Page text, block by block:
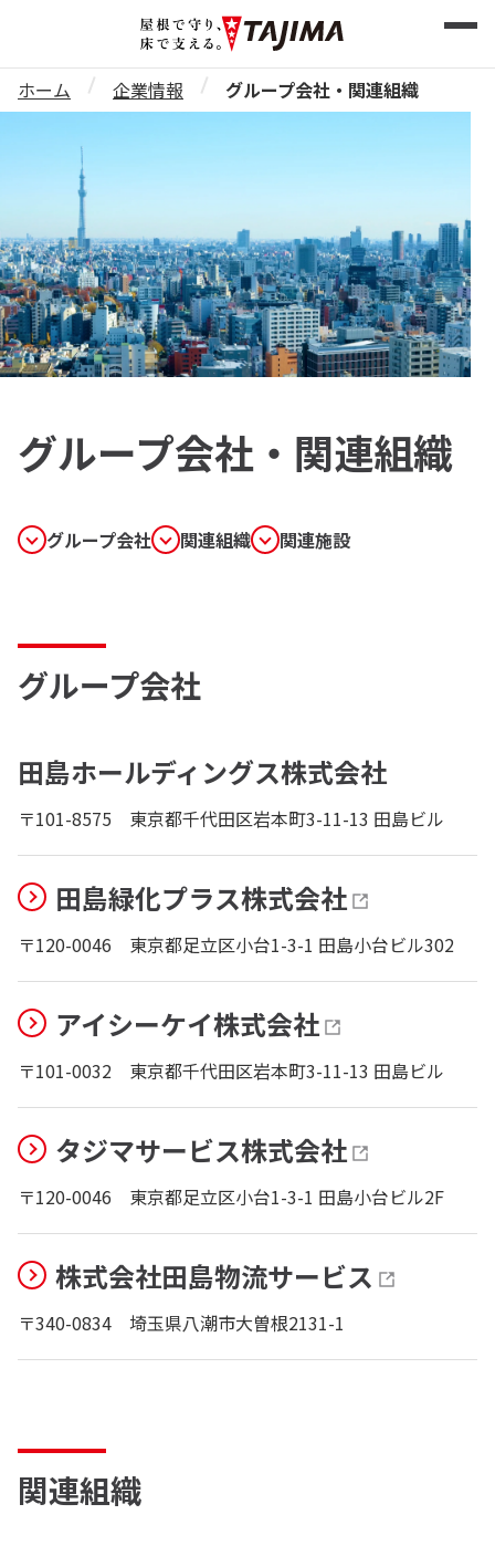
ホーム 企業情報 グループ会社・関連組織
グループ会社・関連組織
グループ会社 関連組織 関連施設
グループ会社
田島ホールディングス株式会社
〒101-8575 東京都千代田区岩本町3-11-13 田島ビル
田島緑化プラス株式会社
〒120-0046 東京都足立区小台1-3-1 田島小台ビル302
アイシーケイ株式会社
〒101-0032 東京都千代田区岩本町3-11-13 田島ビル
タジマサービス株式会社
〒120-0046 東京都足立区小台1-3-1 田島小台ビル2F
株式会社田島物流サービス
〒340-0834 埼玉県八潮市大曽根2131-1
関連組織